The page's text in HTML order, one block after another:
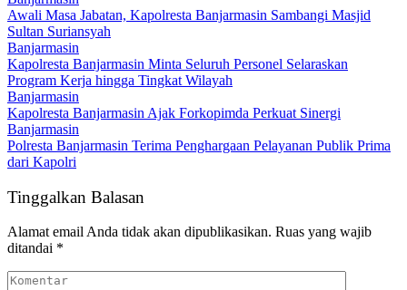
Awali Masa Jabatan, Kapolresta Banjarmasin Sambangi Masjid
Sultan Suriansyah
Banjarmasin
Kapolresta Banjarmasin Minta Seluruh Personel Selaraskan
Program Kerja hingga Tingkat Wilayah
Banjarmasin
Kapolresta Banjarmasin Ajak Forkopimda Perkuat Sinergi
Banjarmasin
Polresta Banjarmasin Terima Penghargaan Pelayanan Publik Prima
dari Kapolri
Tinggalkan Balasan
Alamat email Anda tidak akan dipublikasikan. Ruas yang wajib
ditandai *